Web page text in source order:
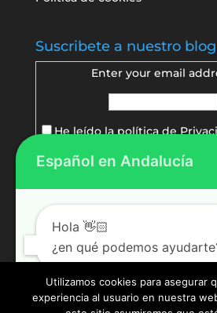
Suscribete a nuestro blog
Enter your email
He leído la política de
Español en Andalucía
Hola 👋🏻
¿en qué podemos
Utilizamos cookies para asegurar
experiencia al usuario en nuestra